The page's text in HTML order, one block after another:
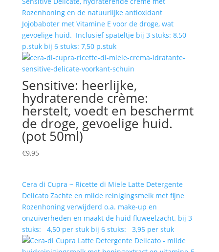
Rozenhoning en de natuurlijke antioxidant
Jojobaboter met Vitamine E voor de droge, wat
gevoelige huid. Inclusief spateltje bij 3 stuks: 8,50
p.stuk bij 6 stuks: 7,50 p.stuk
Sensitive: heerlijke,
hydraterende crème:
herstelt, voedt en beschermt
de droge, gevoelige huid.
(pot 50ml)
€9,95
Cera di Cupra ~ Ricette di Miele Latte Detergente
Delicato Zachte en milde reinigingsmelk met fijne
Rozenhoning verwijderd o.a. make-up en
onzuiverheden en maakt de huid fluweelzacht. bij 3
stuks: 4,50 per stuk bij 6 stuks: 3,95 per stuk